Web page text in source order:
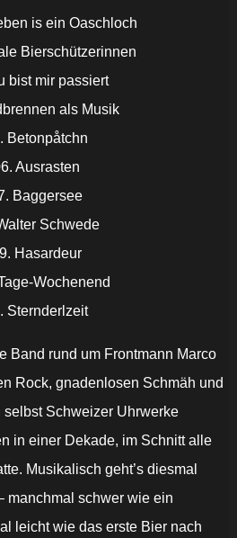
is ein Oaschloch
Bierschützerinnen
bist mir passiert
als Musik
Betonpåtchn
Ausrasten
Baggersee
Schwede
Hasardeur
Wochenend
Sternderlzeit
Band rund um Frontmann Marco
Rock, gnadenlosen Schmäh und
Schweizer Uhrwerke
in einer Dekade, im Schnitt alle
Musikalisch geht’s diesmal
manchmal schwer wie ein
leicht wie das erste Bier nach